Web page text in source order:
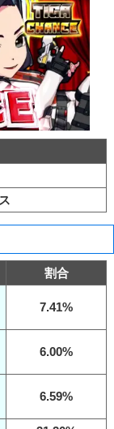
割合
7.41%
6.00%
6.59%